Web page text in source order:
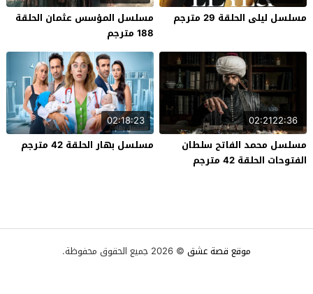
مسلسل ليلى الحلقة 29 مترجم
مسلسل المؤسس عثمان الحلقة
188 مترجم
02:2122:36
مسلسل محمد الفاتح سلطان
الفتوحات الحلقة 42 مترجم
02:18:23
مسلسل بهار الحلقة 42 مترجم
موقع قصة عشق © 2026 جميع الحقوق محفوظة.